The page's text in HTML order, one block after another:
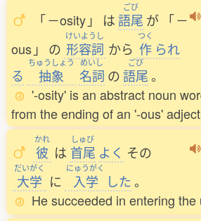
「－osity 」 は
ごび
語尾 が 「－
ous 」 の
けいようし
形容詞 から
つく
作 られ
る
ちゅうしょう
抽象
めいし
名詞 の
ごび
語尾。
'-osity' is an abstract noun
from the ending of an '-ous'
かれ
彼 は
しゅび
首尾 よく その
だいがく
大学 に
にゅうがく
入学 した 。
He succeeded in entering the